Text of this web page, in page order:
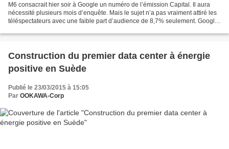
M6 consacrait hier soir à Google un numéro de l’émission Capital. Il aura
nécessité plusieurs mois d’enquête. Mais le sujet n’a pas vraiment attiré les
téléspectateurs avec une faible part d’audience de 8,7% seulement. Google
Construction du premier data center à énergie
positive en Suède
Publié le 23/03/2015 à 15:05
Par OOKAWA-Corp